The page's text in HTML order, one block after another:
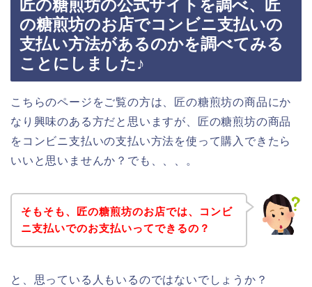
匠の糖煎坊の公式サイトを調べ、匠
の糖煎坊のお店でコンビニ支払いの
支払い方法があるのかを調べてみる
ことにしました♪
こちらのページをご覧の方は、匠の糖煎坊の商品にか
なり興味のある方だと思いますが、匠の糖煎坊の商品
をコンビニ支払いの支払い方法を使って購入できたら
いいと思いませんか？でも、、、。
そもそも、匠の糖煎坊のお店では、コンビ
ニ支払いでのお支払いってできるの？
と、思っている人もいるのではないでしょうか？